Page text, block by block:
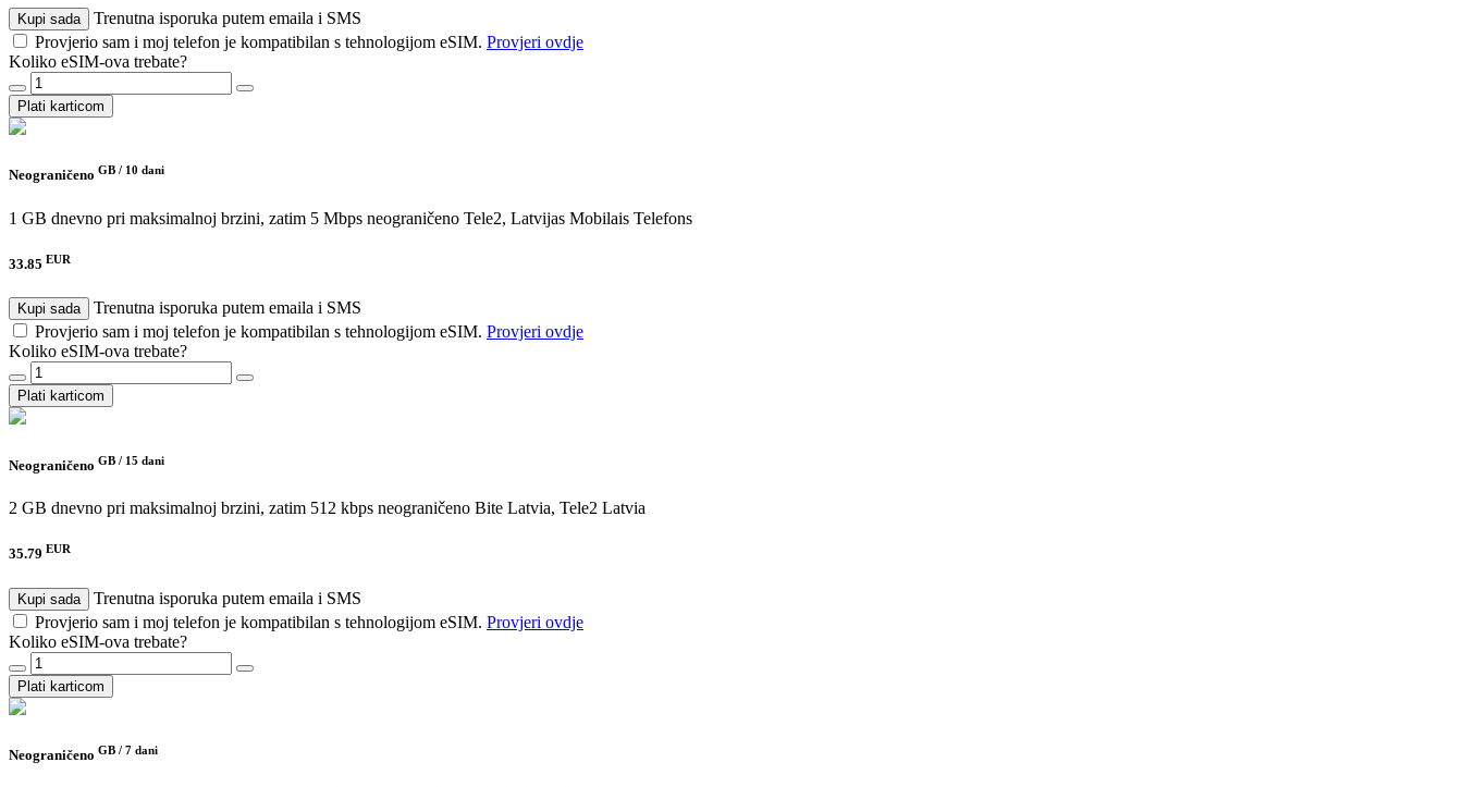
Kupi sada
Trenutna isporuka putem emaila i SMS
Provjerio sam i moj telefon je kompatibilan s tehnologijom eSIM. Provjeri ovdje
Koliko eSIM-ova trebate?
Plati karticom
Neograničeno GB / 10 dani
1 GB dnevno pri maksimalnoj brzini, zatim 5 Mbps neograničeno Tele2, Latvijas Mobilais Telefons
33.85 EUR
Kupi sada
Trenutna isporuka putem emaila i SMS
Provjerio sam i moj telefon je kompatibilan s tehnologijom eSIM. Provjeri ovdje
Koliko eSIM-ova trebate?
Plati karticom
Neograničeno GB / 15 dani
2 GB dnevno pri maksimalnoj brzini, zatim 512 kbps neograničeno Bite Latvia, Tele2 Latvia
35.79 EUR
Kupi sada
Trenutna isporuka putem emaila i SMS
Provjerio sam i moj telefon je kompatibilan s tehnologijom eSIM. Provjeri ovdje
Koliko eSIM-ova trebate?
Plati karticom
Neograničeno GB / 7 dani